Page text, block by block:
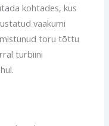
kohtades, kus
vaakumi
toru tõttu
turbiini